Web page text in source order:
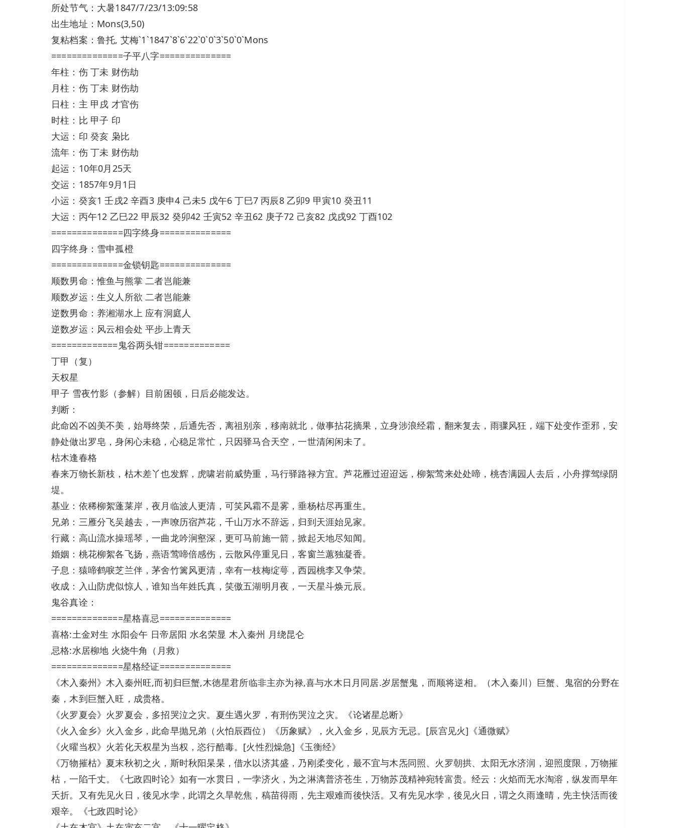
所处节气：大暑1847/7/23/13:09:58
出生地址：Mons(3,50)
复粘档案：鲁托, 艾梅`1`1847`8`6`22`0`0`3`50`0`Mons
==============子平八字==============
年柱：伤 丁未 财伤劫
月柱：伤 丁未 财伤劫
日柱：主 甲戌 才官伤
时柱：比 甲子 印
大运：印 癸亥 枭比
流年：伤 丁未 财伤劫
起运：10年0月25天
交运：1857年9月1日
小运：癸亥1 壬戌2 辛酉3 庚申4 己未5 戊午6 丁巳7 丙辰8 乙卯9 甲寅10 癸丑11
大运：丙午12 乙巳22 甲辰32 癸卯42 壬寅52 辛丑62 庚子72 己亥82 戊戌92 丁酉102
==============四字终身==============
四字终身：雪申孤橙
==============金锁钥匙==============
顺数男命：惟鱼与熊掌 二者岂能兼
顺数岁运：生义人所欲 二者岂能兼
逆数男命：养湘湖水上 应有洞庭人
逆数岁运：风云相会处 平步上青天
=============鬼谷两头钳=============
丁甲（复）
天权星
甲子 雪夜竹影（参解）目前困顿，日后必能发达。
判断：
此命凶不凶美不美，始辱终荣，后通先否，离祖别亲，移南就北，做事拈花摘果，立身涉浪经霜，翻来复去，雨骤风狂，端下处变作歪邪，安
静处做出罗皂，身闲心未稳，心稳足常忙，只因驿马合天空，一世清闲闲未了。
枯木逢春格
春来万物长新枝，枯木差丫也发辉，虎啸岩前威势重，马行驿路禄方宜。芦花雁过迢迢远，柳絮莺来处处啼，桃杏满园人去后，小舟撑驾绿阴
堤。
基业：依稀柳絮蓬莱岸，夜月临波人更清，可笑风霜不是雾，垂杨枯尽再重生。
兄弟：三雁分飞吴越去，一声嘹历宿芦花，千山万水不辞远，归到天涯始见家。
行藏：高山流水操瑶琴，一曲龙吟涧壑深，更可马前施一箭，掀起天地尽知闻。
婚姻：桃花柳絮各飞扬，燕语莺啼倍感伤，云散风停重见日，客窗兰蕙独凝香。
子息：猿啼鹤唳芝兰伴，茅舍竹篱风更清，幸有一枝梅绽萼，西园桃李又争荣。
收成：入山防虎似惊人，谁知当年姓氏真，笑傲五湖明月夜，一天星斗焕元辰。
鬼谷真诠：
==============星格喜忌==============
喜格:土金对生 水阳会午 日帝居阳 水名荣显 木入秦州 月绕昆仑
忌格:水居柳地 火烧牛角（月救）
==============星格经证==============
《木入秦州》木入秦州旺,而初归巨蟹,木徳星君所临非主亦为禄,喜与水木日月同居.岁居蟹鬼，而顺将逆相。（木入秦川）巨蟹、鬼宿的分野在
秦，木到巨蟹入旺，成贵格。
《火罗夏会》火罗夏会，多招哭泣之灾。夏生遇火罗，有刑伤哭泣之灾。《论诸星总断》
《火入金乡》火入金乡，此命早抛兄弟（火怕辰酉位）《历象赋》，火入金乡，见辰方无忌。[辰宫见火]《通微赋》
《火曜当权》火若化天权星为当权，恣行酷毒。[火性烈燥急]《玉衡经》
《万物摧枯》夏末秋初之火，斯时秋阳杲杲，借水以济其盛，乃刚柔变化，最不宜与木炁同照、火罗朝拱、太阳无水济润，迎照度限，万物摧
枯，一陷千丈。《七政四时论》如有一水贯日，一孛济火，为之淋漓普济苍生，万物苏茂精神宛转富贵。经云：火焰而无水淘溶，纵发而早年
夭折。又有先见火日，後见水孛，此谓之久旱乾焦，稿苗得雨，先主艰难而後快活。又有先见水孛，後见火日，谓之久雨逢晴，先主快活而後
艰辛。《七政四时论》